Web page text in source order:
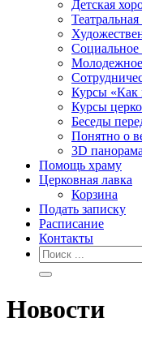
Детская
Театральная
Социальное
Курсы «Как
Курсы
Беседы
Понятно о
3D панорама
Помощь храму
Церковная лавка
Корзина
Подать записку
Расписание
Контакты
Новости